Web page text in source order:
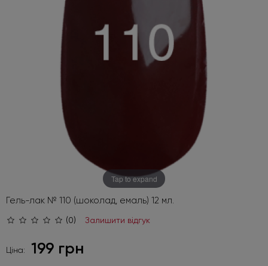
Tap to expand
Гель-лак № 110 (шоколад, емаль) 12 мл.
(0) Залишити відгук
Ціна: 199 грн